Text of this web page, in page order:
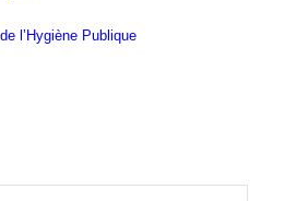
l’Hygiène Publique